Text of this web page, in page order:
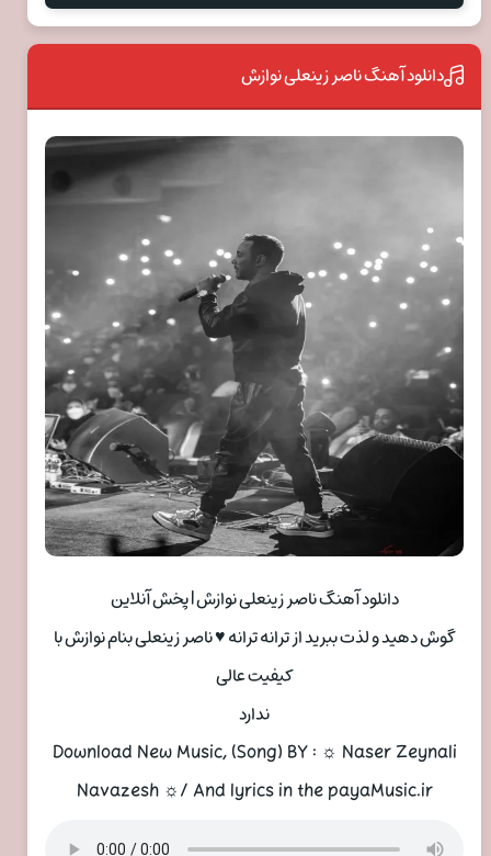
دانلود آهنگ ناصر زینعلی نوازش
دانلود آهنگ ناصر زینعلی نوازش | پخش آنلاین
گوش دهید و لذت ببرید از ترانه ترانه ♥ ناصر زینعلی بنام نوازش با
کیفیت عالی
ندارد
Download New Music, (Song) BY : ☼ Naser Zeynali
Navazesh ☼/ And lyrics in the payaMusic.ir